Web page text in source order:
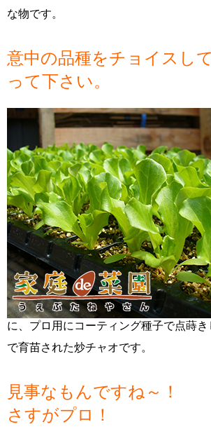
な物です。
意中の品種をチョイスし
って下さい。
に、プロ用にコーティング種子で点蒔
で育苗された炒チャオです。
見事なもんですね～！
さすがプロ！